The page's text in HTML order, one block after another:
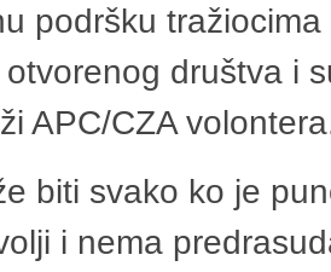
podršku
društva i
APC/CZA
biti svako ko je
i nema